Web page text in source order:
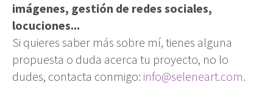
imágenes, gestión de redes sociales,
locuciones...
Si quieres saber más sobre mí, tienes alguna
propuesta o duda acerca tu proyecto, no lo
dudes, contacta conmigo: info@seleneart.com.